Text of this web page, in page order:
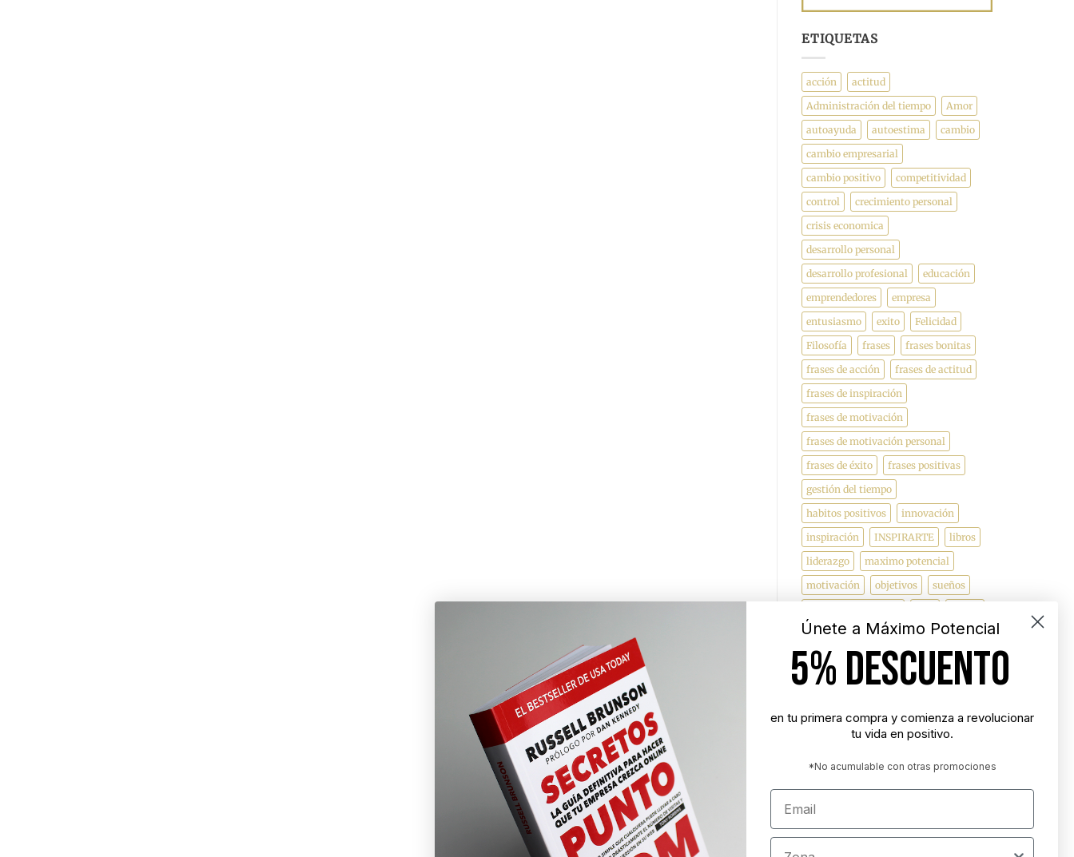
ETIQUETAS
acción
actitud
Administración del tiempo
Amor
autoayuda
autoestima
cambio
cambio empresarial
cambio positivo
competitividad
control
crecimiento personal
crisis economica
desarrollo personal
desarrollo profesional
educación
emprendedores
empresa
entusiasmo
exito
Felicidad
Filosofía
frases
frases bonitas
frases de acción
frases de actitud
frases de inspiración
frases de motivación
frases de motivación personal
frases de éxito
frases positivas
gestión del tiempo
habitos positivos
innovación
inspiración
INSPIRARTE
libros
liderazgo
maximo potencial
motivación
objetivos
sueños
"Nunca es demasiado tarde para ser la
persona que podrías haber sido"
"Tener éxito es lograr lo que quieres.
"Es más importante elegir el destino
correcto que la velocidad con la que
Únete a Máximo Potencial
5% DESCUENTO
en tu primera compra y comienza a revolucionar
tu vida en positivo.
*No acumulable con otras promociones
Email
Zona